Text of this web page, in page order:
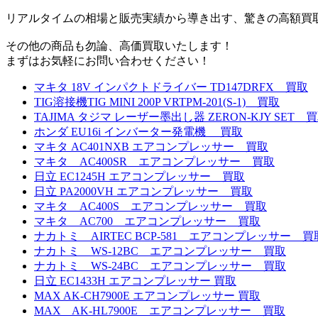
リアルタイムの相場と販売実績から導き出す、驚きの高額買
その他の商品も勿論、高価買取いたします！
まずはお気軽にお問い合わせください！
マキタ 18V インパクトドライバー TD147DRFX 買取
TIG溶接機TIG MINI 200P VRTPM-201(S-1) 買取
TAJIMA タジマ レーザー墨出し器 ZERON-KJY SET 買
ホンダ EU16i インバーター発電機 買取
マキタ AC401NXB エアコンプレッサー 買取
マキタ AC400SR エアコンプレッサー 買取
日立 EC1245H エアコンプレッサー 買取
日立 PA2000VH エアコンプレッサー 買取
マキタ AC400S エアコンプレッサー 買取
マキタ AC700 エアコンプレッサー 買取
ナカトミ AIRTEC BCP-581 エアコンプレッサー 買
ナカトミ WS-12BC エアコンプレッサー 買取
ナカトミ WS-24BC エアコンプレッサー 買取
日立 EC1433H エアコンプレッサー 買取
MAX AK-CH7900E エアコンプレッサー 買取
MAX AK-HL7900E エアコンプレッサー 買取